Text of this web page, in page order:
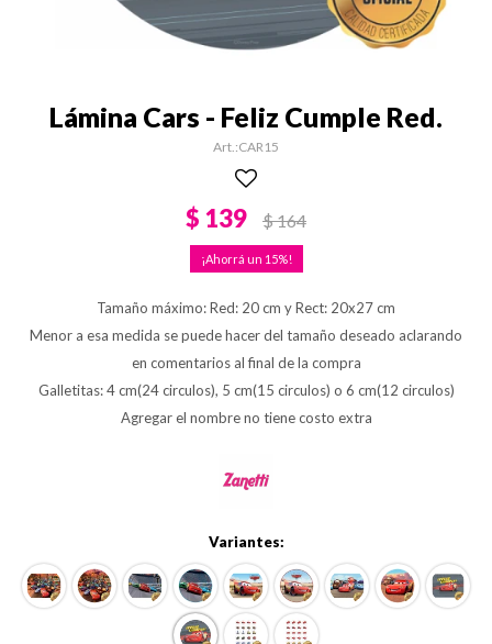
Lámina Cars - Feliz Cumple Red.
CAR15
$ 139 $164
15
Tamaño máximo: Red: 20 cm y Rect: 20x27 cm
Menor a esa medida se puede hacer del tamaño deseado aclarando
en comentarios al final de la compra
Galletitas: 4 cm(24 circulos), 5 cm(15 circulos) o 6 cm(12 circulos)
Agregar el nombre no tiene costo extra
Variantes: